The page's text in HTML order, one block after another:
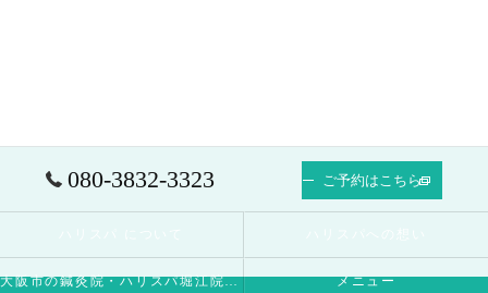
080-3832-3323 ご予約はこちら
大阪市の鍼灸院・ハリスパ堀江院の内容について メニュー